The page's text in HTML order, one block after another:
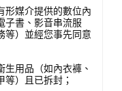
形媒介提供的數位內
子書、影音串流服
等）並經您事先同意
生用品（如內衣褲、
等）且已拆封；